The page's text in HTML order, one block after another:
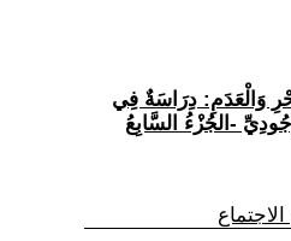
وَالْعَدَمِ: دِرَاسَةٌ فِي
-الجُزْءُ السَّابِعُ